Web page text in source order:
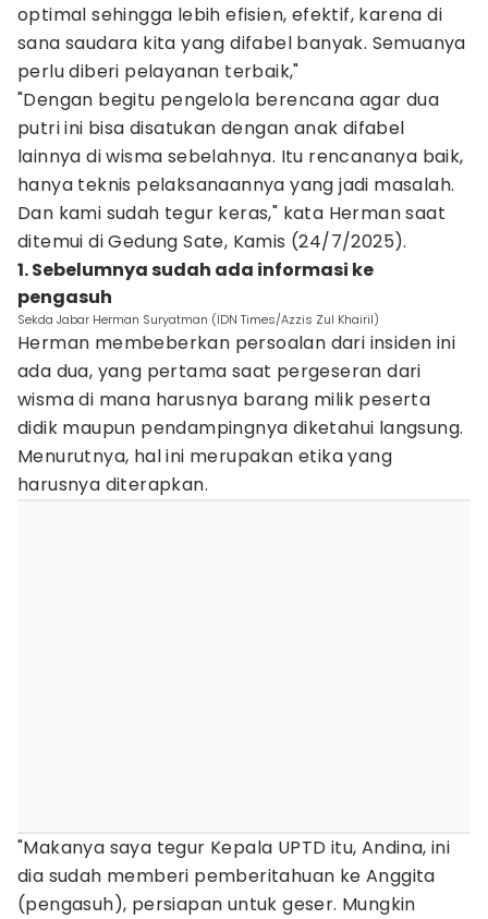
optimal sehingga lebih efisien, efektif, karena di
sana saudara kita yang difabel banyak. Semuanya
perlu diberi pelayanan terbaik,"
"Dengan begitu pengelola berencana agar dua
putri ini bisa disatukan dengan anak difabel
lainnya di wisma sebelahnya. Itu rencananya baik,
hanya teknis pelaksanaannya yang jadi masalah.
Dan kami sudah tegur keras," kata Herman saat
ditemui di Gedung Sate, Kamis (24/7/2025).
1. Sebelumnya sudah ada informasi ke
pengasuh
Sekda Jabar Herman Suryatman (IDN Times/Azzis Zul Khairil)
Herman membeberkan persoalan dari insiden ini
ada dua, yang pertama saat pergeseran dari
wisma di mana harusnya barang milik peserta
didik maupun pendampingnya diketahui langsung.
Menurutnya, hal ini merupakan etika yang
harusnya diterapkan.
"Makanya saya tegur Kepala UPTD itu, Andina, ini
dia sudah memberi pemberitahuan ke Anggita
(pengasuh), persiapan untuk geser. Mungkin